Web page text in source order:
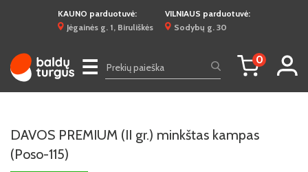
KAUNO parduotuvė:
Jėgainės g. 1, Biruliškės
VILNIAUS parduotuvė:
Sodybų g. 30
☰ 0
DAVOS PREMIUM (II gr.) minkštas kampas
(Poso-115)